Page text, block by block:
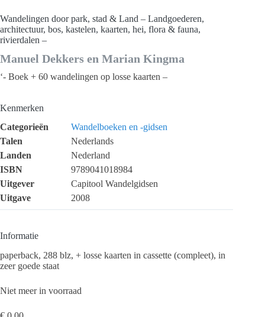
Wandelingen door park, stad & Land – Landgoederen,
architectuur, bos, kastelen, kaarten, hei, flora & fauna,
rivierdalen –
Manuel Dekkers en Marian Kingma
‘- Boek + 60 wandelingen op losse kaarten –
Kenmerken
Categorieën
Wandelboeken en -gidsen
Talen
Nederlands
Landen
Nederland
ISBN
9789041018984
Uitgever
Capitool Wandelgidsen
Uitgave
2008
Informatie
paperback, 288 blz, + losse kaarten in cassette (compleet), in
zeer goede staat
Niet meer in voorraad